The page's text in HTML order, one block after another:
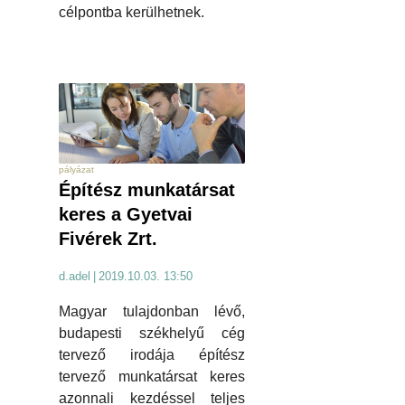
célpontba kerülhetnek.
pályázat
Építész munkatársat
keres a Gyetvai
Fivérek Zrt.
d.adel | 2019.10.03. 13:50
Magyar tulajdonban lévő,
budapesti székhelyű cég
tervező irodája építész
tervező munkatársat keres
azonnali kezdéssel teljes